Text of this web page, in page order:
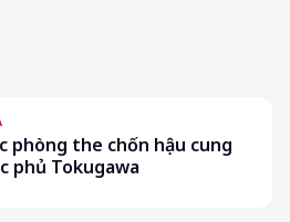
phòng the chốn hậu cung
phủ Tokugawa